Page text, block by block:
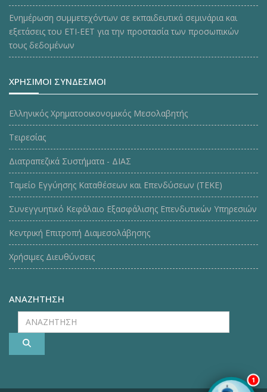
1
Ενημέρωση συμμετεχόντων σε εκπαιδευτικά σεμινάρια και
εξετάσεις του ΕΤΙ-ΕΕΤ για την προστασία των προσωπικών
τους δεδομένων
ΧΡΗΣΙΜΟΙ ΣΥΝΔΕΣΜΟΙ
Ελληνικός Χρηματοοικονομικός Μεσολαβητής
Τειρεσίας
Διατραπεζικά Συστήματα - ΔΙΑΣ
Ταμείο Εγγύησης Καταθέσεων και Επενδύσεων (ΤΕΚE)
Συνεγγυητικό Κεφάλαιο Εξασφάλισης Επενδυτικών Υπηρεσιών
Κεντρική Επιτροπή Διαμεσολάβησης
Χρήσιμες Διευθύνσεις
ΑΝΑΖΗΤΗΣΗ
ΑΝΑΖΗΤΗΣΗ